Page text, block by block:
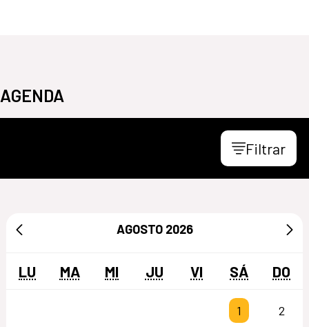
AGENDA
Filtrar
AGOSTO 2026
LU MA MI JU VI SÁ DO
1 2